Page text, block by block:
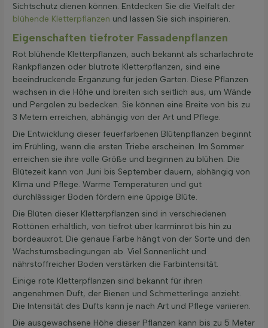
Sichtschutz dienen können. Entdecken Sie die Vielfalt der
blühende Kletterpflanzen und lassen Sie sich inspirieren.
Eigenschaften tiefroter Fassadenpflanzen
Rot blühende Kletterpflanzen, auch bekannt als scharlachrote
Rankpflanzen oder blutrote Kletterpflanzen, sind eine
beeindruckende Ergänzung für jeden Garten. Diese Pflanzen
wachsen in die Höhe und breiten sich seitlich aus, um Wände
und Pergolen zu bedecken. Sie können eine Breite von bis zu
3 Metern erreichen, abhängig von der Art und Pflege.
Die Entwicklung dieser feuerfarbenen Blütenpflanzen beginnt
im Frühling, wenn die ersten Triebe erscheinen. Im Sommer
erreichen sie ihre volle Größe und beginnen zu blühen. Die
Blütezeit kann von Juni bis September dauern, abhängig von
Klima und Pflege. Warme Temperaturen und gut
durchlässiger Boden fördern eine üppige Blüte.
Die Blüten dieser Kletterpflanzen sind in verschiedenen
Rottönen erhältlich, von tiefrot über karminrot bis hin zu
bordeauxrot. Die genaue Farbe hängt von der Sorte und den
Wachstumsbedingungen ab. Viel Sonnenlicht und
nährstoffreicher Boden verstärken die Farbintensität.
Einige rote Kletterpflanzen sind bekannt für ihren
angenehmen Duft, der Bienen und Schmetterlinge anzieht.
Die Intensität des Dufts kann je nach Art und Pflege variieren.
Die ausgewachsene Höhe dieser Pflanzen kann bis zu 5 Meter